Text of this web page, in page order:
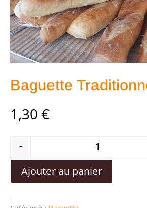
Baguette
1,30 €
-
Ajouter au panier